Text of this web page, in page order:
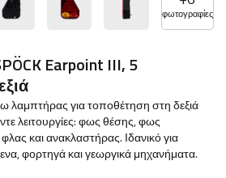
φωτογραφίες
Earpoint III, 5
λαμπτήρας για τοποθέτηση στη δεξιά
λειτουργίες: φως θέσης, φως
και ανακλαστήρας. Ιδανικό για
φορτηγά και γεωργικά μηχανήματα.